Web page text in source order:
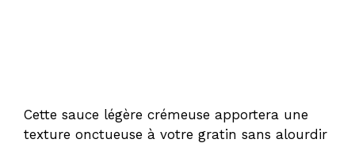
Cette sauce légère crémeuse apportera une
texture onctueuse à votre gratin sans alourdir